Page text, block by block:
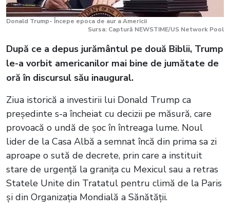
Donald Trump- Începe epoca de aur a Americii
Sursa: Captură NEWSTIME/US Network Pool
După ce a depus jurământul pe două Biblii, Trump
le-a vorbit americanilor mai bine de jumătate de
oră în discursul său inaugural.
Ziua istorică a investirii lui Donald Trump ca
președinte s-a încheiat cu decizii pe măsură, care
provoacă o undă de șoc în întreaga lume. Noul
lider de la Casa Albă a semnat încă din prima sa zi
aproape o sută de decrete, prin care a instituit
stare de urgență la granița cu Mexicul sau a retras
Statele Unite din Tratatul pentru climă de la Paris
și din Organizația Mondială a Sănătății.